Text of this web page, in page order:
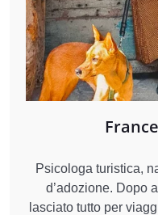
Psicologa turistica,
d’adozione. Dopo
lasciato tutto per